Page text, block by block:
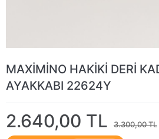
MAXİMİNO HAKİKİ DERİ
AYAKKABI 22624Y
2.640,00 TL 3.300,00 TL